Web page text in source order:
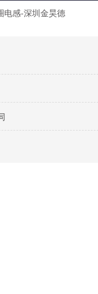
电感-深圳金昊德